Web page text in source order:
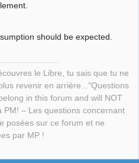
should be expected.
le Libre, tu sais que tu ne
revenir en arrière..."Questions
in this forum and will NOT
PM! – Les questions concernant
posées sur ce forum et ne
par MP !